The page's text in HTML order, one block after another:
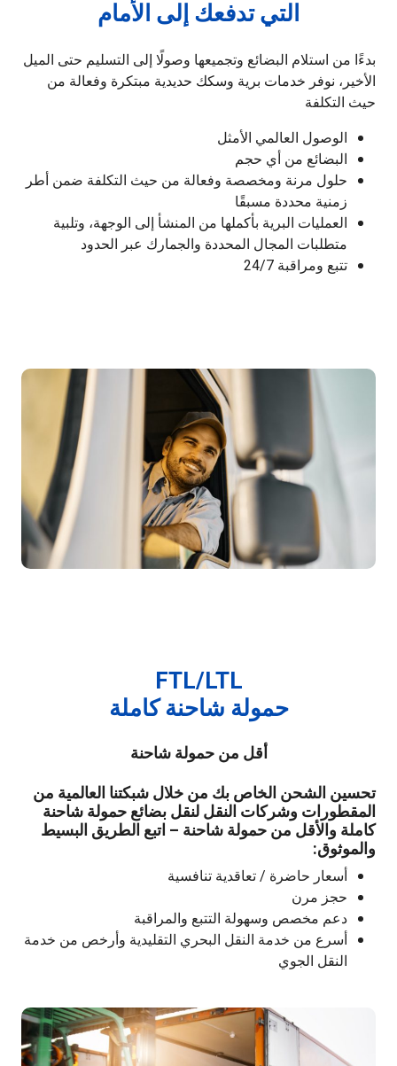
التي تدفعك إلى الأمام
بدءًا من استلام البضائع وتجميعها وصولًا إلى التسليم حتى الميل
الأخير، نوفر خدمات برية وسكك حديدية مبتكرة وفعالة من
حيث التكلفة
الوصول العالمي الأمثل
البضائع من أي حجم
حلول مرنة ومخصصة وفعالة من حيث التكلفة ضمن أطر
زمنية محددة مسبقًا
العمليات البرية بأكملها من المنشأ إلى الوجهة، وتلبية
متطلبات المجال المحددة والجمارك عبر الحدود
تتبع ومراقبة 24/7
FTL/LTL
حمولة شاحنة كاملة
أقل من حمولة شاحنة
تحسين الشحن الخاص بك من خلال شبكتنا العالمية من
المقطورات وشركات النقل لنقل بضائع حمولة شاحنة
كاملة والأقل من حمولة شاحنة – اتبع الطريق البسيط
والموثوق:
أسعار حاضرة / تعاقدية تنافسية
حجز مرن
دعم مخصص وسهولة التتبع والمراقبة
أسرع من خدمة النقل البحري التقليدية وأرخص من خدمة
النقل الجوي